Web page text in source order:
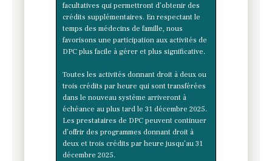
facultatives qui permettront d’obtenir des
crédits supplémentaires. En respectant le
temps des médecins de famille, nous
favorisons une participation aux activités de
DPC plus facile à gérer et plus significative.
Toutes les activités donnant droit à deux ou
trois crédits par heure qui sont transférées
dans le nouveau système arriveront à
échéance au plus tard le 31 décembre 2025.
Les prestataires de DPC peuvent continuer
d’offrir des programmes donnant droit à
deux et trois crédits par heure jusqu’au 31
décembre 2025.